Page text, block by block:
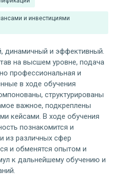
и инвестициями
динамичный и эффективный.
на высшем уровне, подача
профессиональная и
в ходе обучения
структурированы
важное, подкреплены
кейсами. В ходе обучения
познакомится и
из различных сфер
и обменятся опытом и
к дальнейшему обучению и